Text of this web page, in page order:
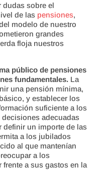
dudas sobre el
de las pensiones,
modelo de nuestro
grandes
floja nuestros
público de pensiones
fundamentales.La
una pensión mínima,
y establecer los
suficiente a los
adecuadas
definir un importe de las
a los jubilados
al que mantenían
a los
a sus gastos en la